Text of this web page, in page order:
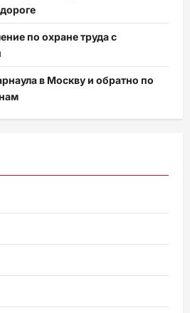
по охране труда с
в Москву и обратно по